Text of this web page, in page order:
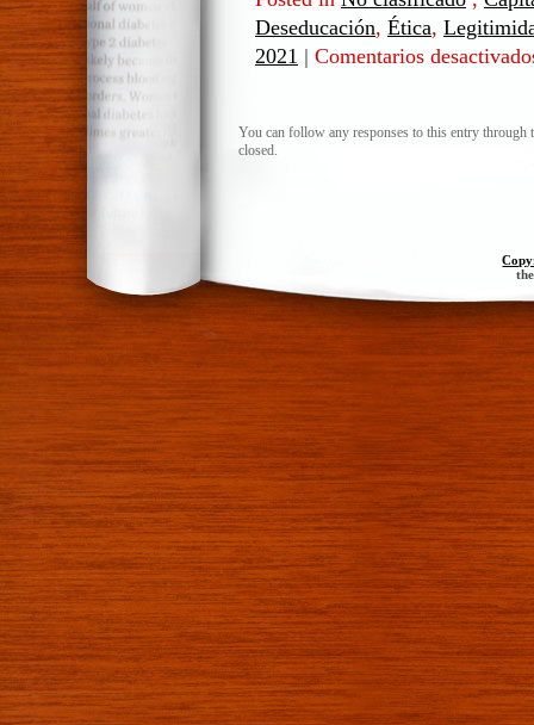
Deseducación, Ética,
2021 | Comentarios
You can follow any responses to this entry through
closed.